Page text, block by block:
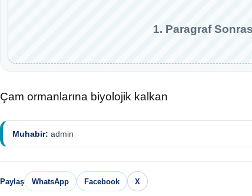
1. Paragraf
Çam ormanlarına biyolojik kalkan
Muhabir: admin
Paylaş WhatsApp Facebook X